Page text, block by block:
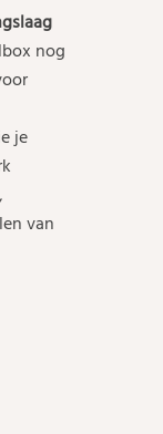
nog
je
van